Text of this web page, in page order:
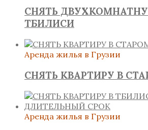
СНЯТЬ
ТБИЛИСИ
Аренда жилья в Грузии
СНЯТЬ КВАРТИРУ В
Аренда жилья в Грузии